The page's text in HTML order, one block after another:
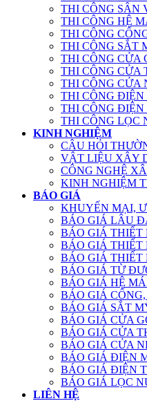
THI CÔNG SÂN
THI CÔNG HỆ
THI CÔNG
THI CÔNG SẮT
THI CÔNG CỬA
THI CÔNG CỬA
THI CÔNG CỬA
THI CÔNG ĐIỆN
THI CÔNG
THI CÔNG LỌC
KINH NGHIỆM
CÂU HỎI
VẬT LIỆU XÂY
CÔNG NGHỆ
KINH NGHIỆM
BÁO GIÁ
KHUYẾN MẠI,
BÁO GIÁ LÂU
BÁO GIÁ THIẾT
BÁO GIÁ THIẾT
BÁO GIÁ THIẾT
BÁO GIÁ TỪ
BÁO GIÁ HỆ
BÁO GIÁ
BÁO GIÁ SẮT
BÁO GIÁ CỬA
BÁO GIÁ CỬA
BÁO GIÁ CỬA
BÁO GIÁ ĐIỆN
BÁO GIÁ ĐIỆN
BÁO GIÁ LỌC
LIÊN HỆ